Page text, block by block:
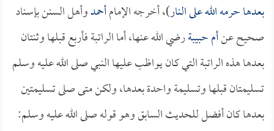
بعدها حرمه الله على النار)، أخرجه الإمامأحمدوأهل السنن بإسناد
صحيح عنأم حبيبةرضي الله عنها، أما الراتبة فأربع قبلها وثنتان
بعدها هذه الراتبة التي كان يواظب عليها النبي صلى الله عليه وسلم
تسليمتان قبلها وتسليمة واحدة بعدها، ولكن متى صلى تسليمتين
بعدها كان أفضل للحديث السابق وهو قوله صلى الله عليه وسلم: